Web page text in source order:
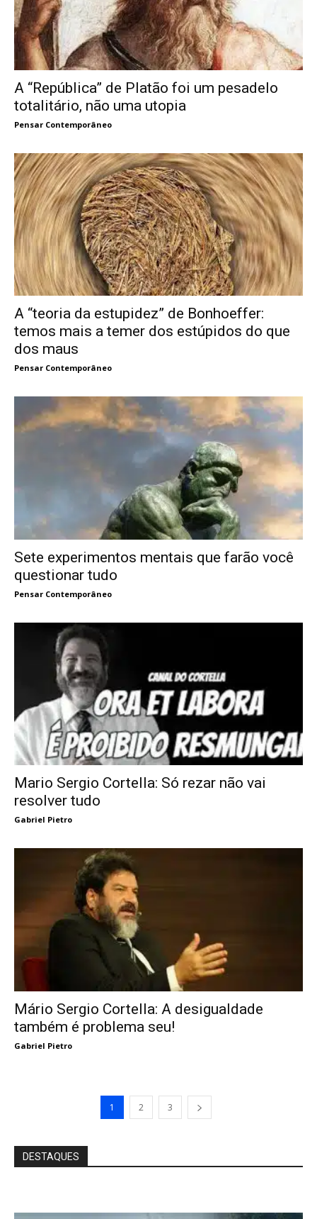
A “República” de Platão foi um pesadelo
totalitário, não uma utopia
Pensar Contemporâneo
A “teoria da estupidez” de Bonhoeffer:
temos mais a temer dos estúpidos do que
dos maus
Pensar Contemporâneo
Sete experimentos mentais que farão você
questionar tudo
Pensar Contemporâneo
Mario Sergio Cortella: Só rezar não vai
resolver tudo
Gabriel Pietro
Mário Sergio Cortella: A desigualdade
também é problema seu!
Gabriel Pietro
1 2 3
DESTAQUES